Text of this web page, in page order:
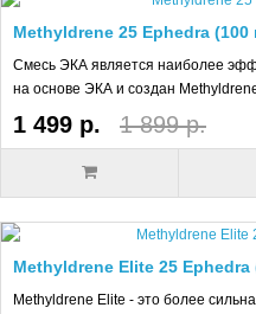
Methyldrene 25 Ephedra (100
Смесь ЭКА является наиболее
на основе ЭКА и создан
1 499 р. 1 899 р.
Methyldrene Elite 25 Ephedra
Methyldrene Elite - это более